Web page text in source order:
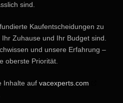
sind.
Kaufentscheidungen zu
Zuhause und Ihr Budget sind.
und unsere Erfahrung –
oberste Priorität.
Inhalte auf vacexperts.com